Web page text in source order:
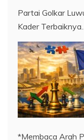
Partai Golkar
Kader Terbaiknya…
*Membaca Arah